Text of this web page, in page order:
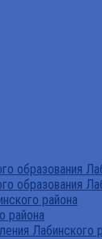
образования
образования
района
района
Лабинского